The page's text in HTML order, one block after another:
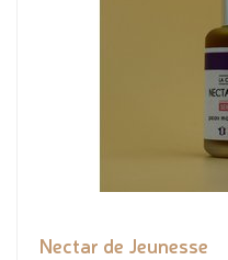
Nectar de Jeunesse